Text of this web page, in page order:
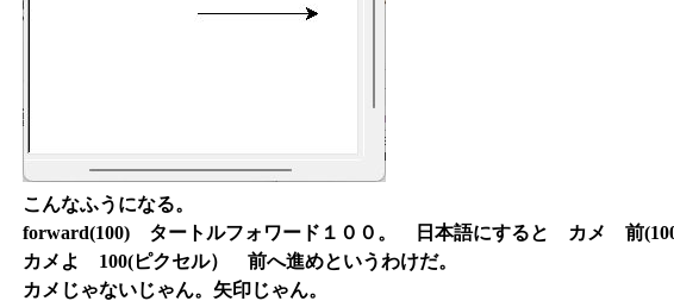
こんなふうになる。
forward(100) タートルフォワード１００。 日本語にすると カメ 前
カメよ 100(ピクセル） 前へ進めというわけだ。
カメじゃないじゃん。矢印じゃん。